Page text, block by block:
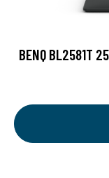
BENQ BL2581T